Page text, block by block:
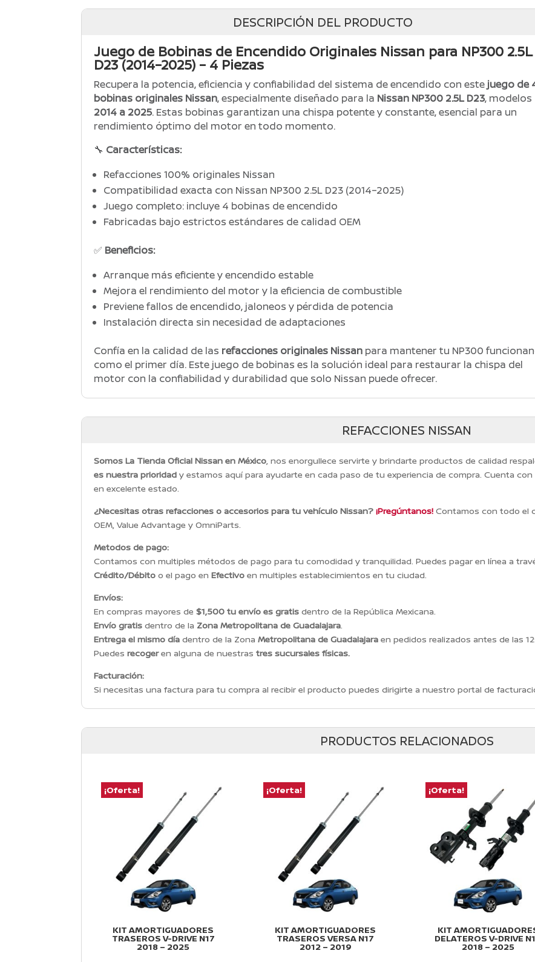
DESCRIPCIÓN DEL PRODUCTO
Juego de Bobinas de Encendido Originales Nissan para NP300 2.5L
D23 (2014–2025) – 4 Piezas
Recupera la potencia, eficiencia y confiabilidad del sistema de encendido con estejuego de
bobinas originales Nissan, especialmente diseñado para la Nissan NP300 2.5L D23, modelos
2014 a 2025. Estas bobinas garantizan una chispa potente y constante, esencial para un
rendimiento óptimo del motor en todo momento.
🔧 Características:
Refacciones 100% originales Nissan
Compatibilidad exacta con Nissan NP300 2.5L D23 (2014–2025)
Juego completo: incluye 4 bobinas de encendido
Fabricadas bajo estrictos estándares de calidad OEM
✅ Beneficios:
Arranque más eficiente y encendido estable
Mejora el rendimiento del motor y la eficiencia de combustible
Previene fallos de encendido, jaloneos y pérdida de potencia
Instalación directa sin necesidad de adaptaciones
Confía en la calidad de las refacciones originales Nissan para mantener tu NP300
como el primer día. Este juego de bobinas es la solución ideal para restaurar la chispa del
motor con la confiabilidad y durabilidad que solo Nissan puede ofrecer.
REFACCIONES NISSAN
Somos La Tienda Oficial Nissan en México , nos enorgullece servirte y brindarte productos de calidad
es nuestra prioridad y estamos aquí para ayudarte en cada paso de tu experiencia de compra. Cuenta
en excelente estado.
¿Necesitas otras refacciones o accesorios para tu vehículo Nissan?¡Pregúntanos! Contamos con todo el
OEM, Value Advantage y OmniParts.
Metodos de pago:
Contamos con multiples métodos de pago para tu comodidad y tranquilidad. Puedes pagar en línea a
Crédito/Débito o el pago enEfectivo en multiples establecimientos en tu ciudad.
Envíos:
En compras mayores de$1,500 tu envío es gratis dentro de la República Mexicana.
Envío gratis dentro de la Zona Metropolitana de Guadalajara
Entrega el mismo día dentro de la ZonaMetropolitana de Guadalajara en pedidos realizados antes de las
Puedesrecogeren alguna de nuestrastres sucursales físicas.
Facturación:
Si necesitas una factura para tu compra al recibir el producto puedes dirigirte a nuestro portal de
PRODUCTOS RELACIONADOS
¡Oferta!
KIT AMORTIGUADORES
TRASEROS V-DRIVE N17
2018 – 2025
¡Oferta!
KIT AMORTIGUADORES
TRASEROS VERSA N17
2012 – 2019
¡Oferta!
KIT
DELATEROS V-DRIVE
2018 – 2025